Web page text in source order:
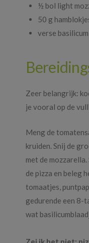
½ bol light
50 g
verse basilicum
Zeer belangrijk:
je vooral op de
Meng de
kruiden. Snij de
met de
de pizza en beleg
tomaatjes,
gedurende een 8-
wat